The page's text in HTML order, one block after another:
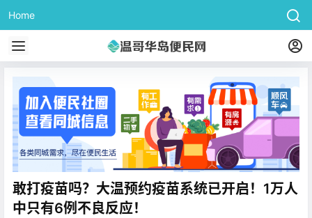
Home
敢打疫苗吗？大温预约疫苗系统已开启！1万人
中只有6例不良反应！